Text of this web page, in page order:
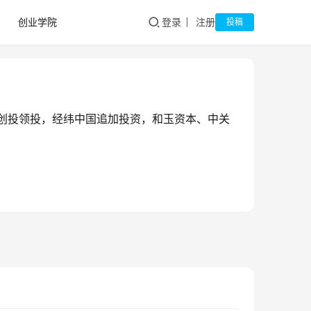
创业学院 登录 注册 投稿
领投，经纬中国追加投资，和玉资本、中关